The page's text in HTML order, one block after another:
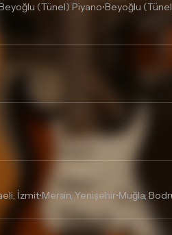
Beyoğlu (Tünel) Piyano•Beyoğlu
İzmit•Mersin, Yenişehir•Muğla,